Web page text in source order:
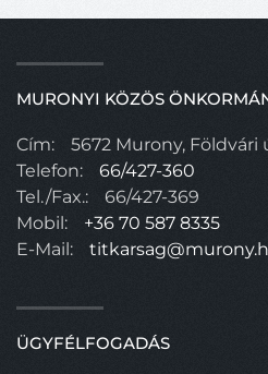
MURONYI KÖZÖS
Cím:
5672 Murony, Földvári
Telefon:
66/427-360
Tel./Fax.:
66/427-369
Mobil:
+36 70 587 8335
E-Mail:
ÜGYFÉLFOGADÁS